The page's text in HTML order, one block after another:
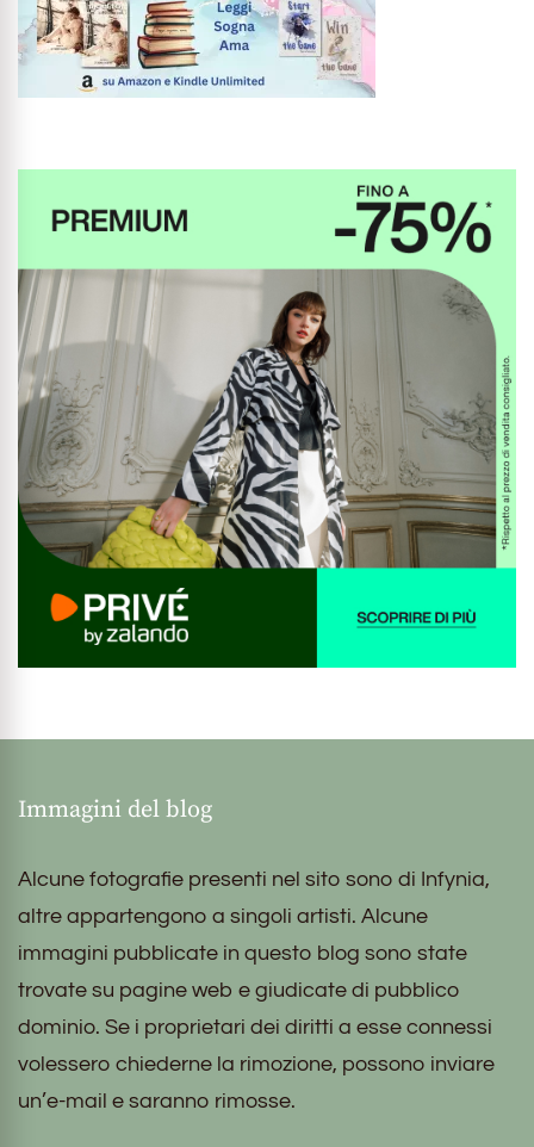
Immagini del blog
Alcune fotografie presenti nel sito sono di Infynia,
altre appartengono a singoli artisti. Alcune
immagini pubblicate in questo blog sono state
trovate su pagine web e giudicate di pubblico
dominio. Se i proprietari dei diritti a esse connessi
volessero chiederne la rimozione, possono inviare
un’e-mail e saranno rimosse.